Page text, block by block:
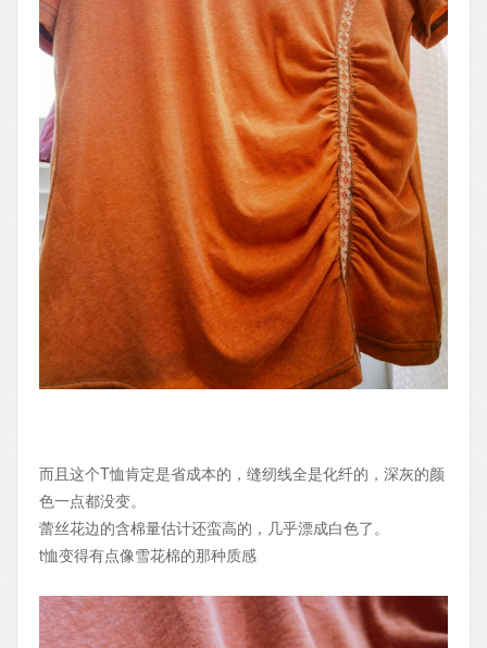
而且这个T恤肯定是省成本的，缝纫线全是化纤的，深灰的颜
色一点都没变。
蕾丝花边的含棉量估计还蛮高的，几乎漂成白色了。
t恤变得有点像雪花棉的那种质感